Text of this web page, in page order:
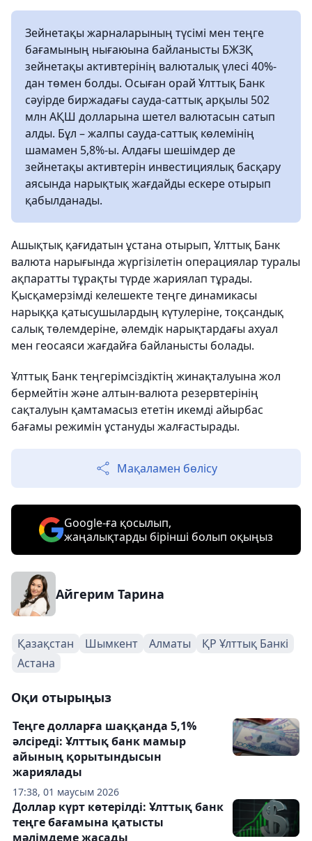
Зейнетақы жарналарының түсімі мен теңге
бағамының нығаюына байланысты БЖЗҚ
зейнетақы активтерінің валюталық үлесі 40%-
дан төмен болды. Осыған орай Ұлттық Банк
сәуірде биржадағы сауда-саттық арқылы 502
млн АҚШ долларына шетел валютасын сатып
алды. Бұл – жалпы сауда-саттық көлемінің
шамамен 5,8%-ы. Алдағы шешімдер де
зейнетақы активтерін инвестициялық басқару
аясында нарықтық жағдайды ескере отырып
қабылданады.
Ашықтық қағидатын ұстана отырып, Ұлттық Банк
валюта нарығында жүргізілетін операциялар туралы
ақпаратты тұрақты түрде жариялап тұрады.
Қысқамерзімді келешекте теңге динамикасы
нарыққа қатысушылардың күтулеріне, тоқсандық
салық төлемдеріне, әлемдік нарықтардағы ахуал
мен геосаяси жағдайға байланысты болады.
Ұлттық Банк теңгерімсіздіктің жинақталуына жол
бермейтін және алтын-валюта резервтерінің
сақталуын қамтамасыз ететін икемді айырбас
бағамы режимін ұстануды жалғастырады.
Мақаламен бөлісу
Google-ға қосылып,
жаңалықтарды бірінші болып оқыңыз
Айгерим Тарина
Қазақстан Шымкент Алматы
ҚР Ұлттық Банкі
Астана
Оқи отырыңыз
17:38, 01 маусым 2026
Теңге долларға шаққанда 5,1%
әлсіреді: Ұлттық банк мамыр
айының қорытындысын
жариялады
Доллар күрт көтерілді: Ұлттық банк
теңге бағамына қатысты
мәлімдеме жасады